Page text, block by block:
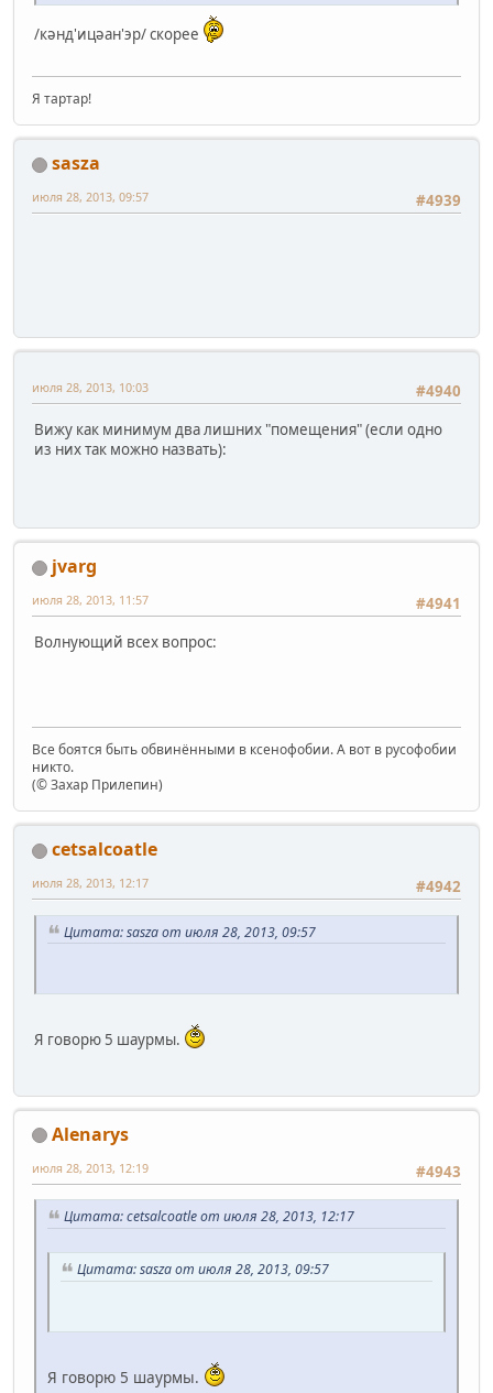
/кǝнд'ицǝан'эр/ скорее
Я тартар!
sasza
#4939
июля 28, 2013, 09:57
#4940
июля 28, 2013, 10:03
Вижу как минимум два лишних "помещения" (если одно
из них так можно назвать):
jvarg
#4941
июля 28, 2013, 11:57
Волнующий всех вопрос:
Все боятся быть обвинёнными в ксенофобии. А вот в русофобии
никто.
(© Захар Прилепин)
cetsalcoatle
#4942
июля 28, 2013, 12:17
Цитата: sasza от июля 28, 2013, 09:57
Я говорю 5 шаурмы.
Alenarys
#4943
июля 28, 2013, 12:19
Цитата: cetsalcoatle от июля 28, 2013, 12:17
Цитата: sasza от июля 28, 2013, 09:57
Я говорю 5 шаурмы.